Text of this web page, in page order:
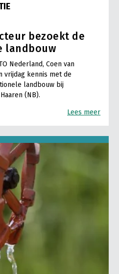
bezoekt de
landbouw
Nederland, Coen van
vrijdag kennis met de
landbouw bij
(NB).
Lees meer